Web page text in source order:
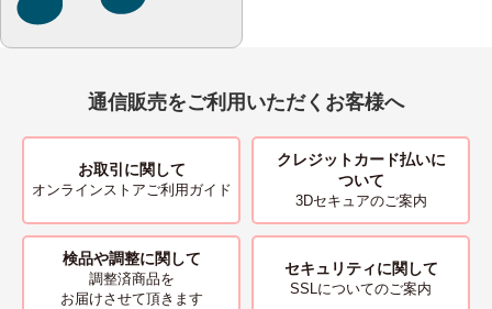
通信販売をご利用いただくお客様へ
お取引に関して
オンラインストアご利用ガイド
クレジットカード払いに
ついて
3Dセキュアのご案内
検品や調整に関して
調整済商品を
お届けさせて頂きます
セキュリティに関して
SSLについてのご案内